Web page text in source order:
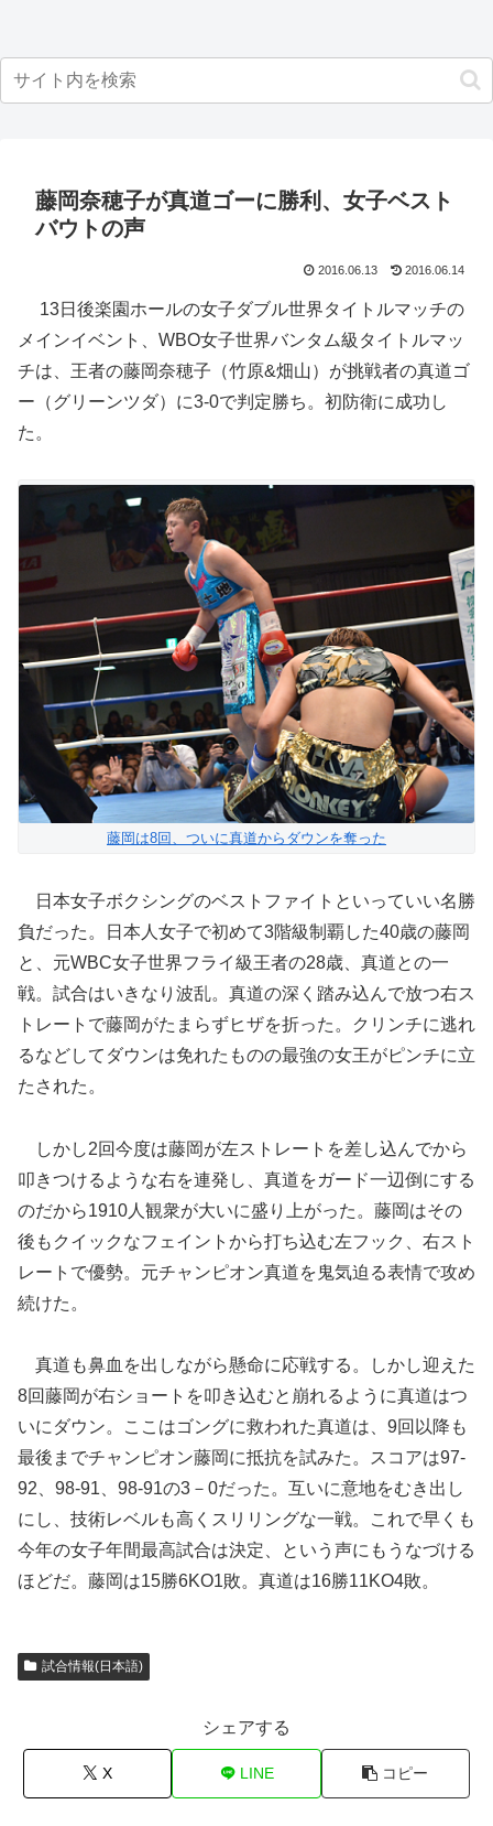
藤岡奈穂子が真道ゴーに勝利、女子ベスト
バウトの声
2016.06.13 2016.06.14
13日後楽園ホールの女子ダブル世界タイトルマッチの
メインイベント、WBO女子世界バンタム級タイトルマッ
チは、王者の藤岡奈穂子（竹原&畑山）が挑戦者の真道ゴ
ー（グリーンツダ）に3-0で判定勝ち。初防衛に成功し
た。
藤岡は8回、ついに真道からダウンを奪った
日本女子ボクシングのベストファイトといっていい名勝
負だった。日本人女子で初めて3階級制覇した40歳の藤岡
と、元WBC女子世界フライ級王者の28歳、真道との一
戦。試合はいきなり波乱。真道の深く踏み込んで放つ右ス
トレートで藤岡がたまらずヒザを折った。クリンチに逃れ
るなどしてダウンは免れたものの最強の女王がピンチに立
たされた。
しかし2回今度は藤岡が左ストレートを差し込んでから
叩きつけるような右を連発し、真道をガード一辺倒にする
のだから1910人観衆が大いに盛り上がった。藤岡はその
後もクイックなフェイントから打ち込む左フック、右スト
レートで優勢。元チャンピオン真道を鬼気迫る表情で攻め
続けた。
真道も鼻血を出しながら懸命に応戦する。しかし迎えた
8回藤岡が右ショートを叩き込むと崩れるように真道はつ
いにダウン。ここはゴングに救われた真道は、9回以降も
最後までチャンピオン藤岡に抵抗を試みた。スコアは97-
92、98-91、98-91の3－0だった。互いに意地をむき出し
にし、技術レベルも高くスリリングな一戦。これで早くも
今年の女子年間最高試合は決定、という声にもうなづける
ほどだ。藤岡は15勝6KO1敗。真道は16勝11KO4敗。
試合情報(日本語)
シェアする
X LINE コピー